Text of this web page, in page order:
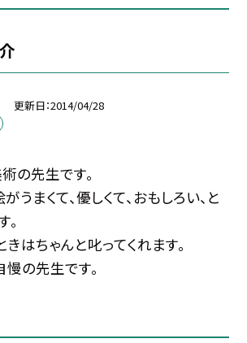
更新日 2014/04/28
の先生です。
うまくて、優しくて、おもしろい、と
はちゃんと叱ってくれます。
慢の先生です。